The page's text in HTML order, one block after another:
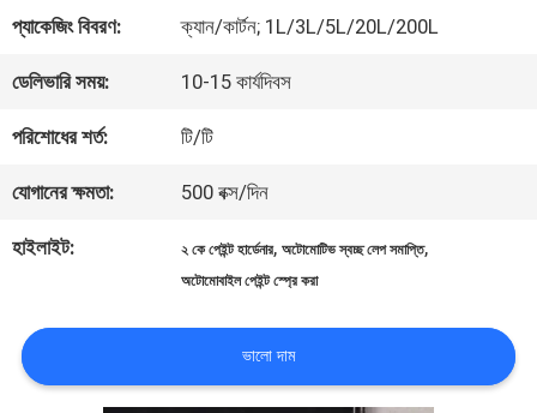
মান
নিয়ন্ত্রণ
করুন
প্যাকেজিং বিবরণ: ক্যান/কার্টন; 1L/3L/5L/20L/200L
ডেলিভারি সময়: 10-15 কার্যদিবস
পরিশোধের শর্ত: টি/টি
যোগানের ক্ষমতা: 500 বক্স/দিন
হাইলাইট: ২ কে পেইন্ট হার্ডেনার,অটোমোটিভ স্বচ্ছ লেপ সমাপ্তি,
অটোমোবাইল পেইন্ট স্প্রে করা
ভালো দাম